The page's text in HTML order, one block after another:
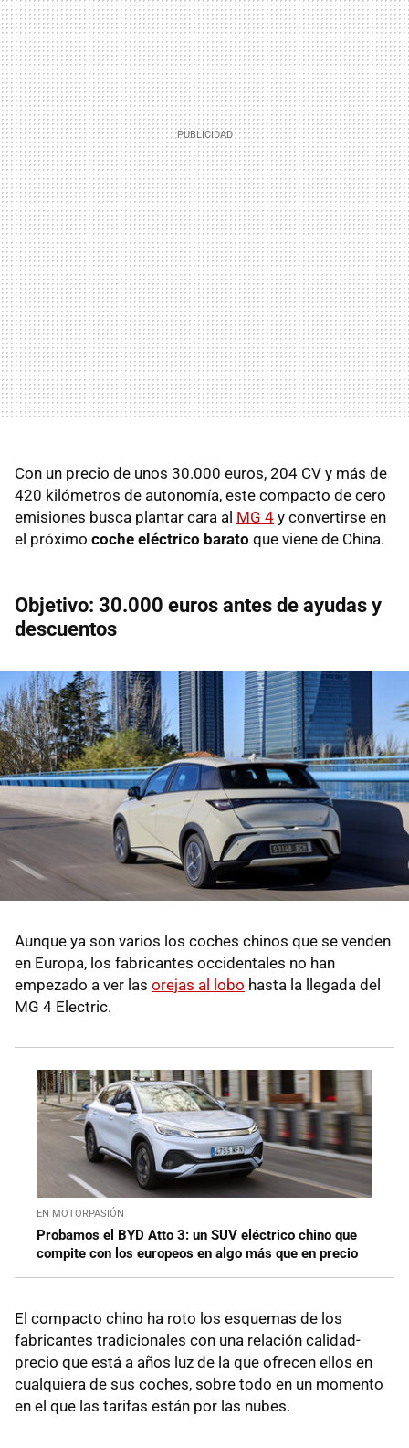
Con un precio de unos 30.000 euros, 204 CV y más de
420 kilómetros de autonomía, este compacto de cero
emisiones busca plantar cara al MG 4 y convertirse en
el próximo coche eléctrico barato que viene de China.
Objetivo: 30.000 euros antes de ayudas y
descuentos
Aunque ya son varios los coches chinos que se venden
en Europa, los fabricantes occidentales no han
empezado a ver las orejas al lobo hasta la llegada del
MG 4 Electric.
EN MOTORPASIÓN
Probamos el BYD Atto 3: un SUV eléctrico chino que
compite con los europeos en algo más que en precio
El compacto chino ha roto los esquemas de los
fabricantes tradicionales con una relación calidad-
precio que está a años luz de la que ofrecen ellos en
cualquiera de sus coches, sobre todo en un momento
en el que las tarifas están por las nubes.